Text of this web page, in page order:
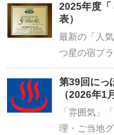
2025年度「
表）
最新の「人
つ星の宿プ
第39回にっ
（2026年1
「雰囲気」
理・ご当地